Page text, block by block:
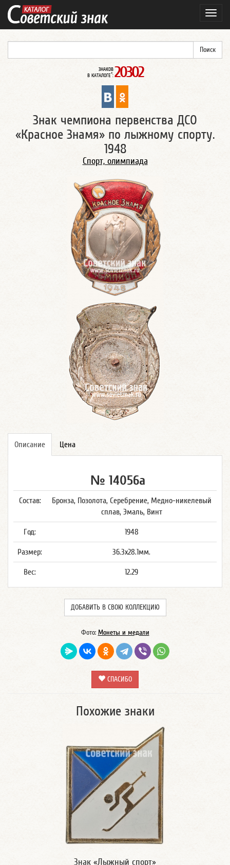
ЗНАКОВ
В КАТАЛОГЕ*: 20302
Знак чемпиона первенства ДСО
«Красное Знамя» по лыжному спорту.
1948
Спорт, олимпиада
Описание Цена
№ 14056а
Состав:
Бронза, Позолота, Серебрение, Медно-никелевый
сплав, Эмаль, Винт
Год: 1948
Размер: 36.3x28.1мм.
Вес: 12.29
ДОБАВИТЬ В СВОЮ КОЛЛЕКЦИЮ
Фото: Монеты и медали
СПАСИБО
Похожие знаки
Знак «Лыжный спорт»